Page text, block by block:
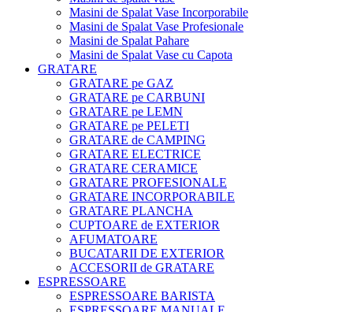
Masini de Spalat Vase Incorporabile
Masini de Spalat Vase Profesionale
Masini de Spalat Pahare
Masini de Spalat Vase cu Capota
GRATARE
GRATARE pe GAZ
GRATARE pe CARBUNI
GRATARE pe LEMN
GRATARE pe PELETI
GRATARE de CAMPING
GRATARE ELECTRICE
GRATARE CERAMICE
GRATARE PROFESIONALE
GRATARE INCORPORABILE
GRATARE PLANCHA
CUPTOARE de EXTERIOR
AFUMATOARE
BUCATARII DE EXTERIOR
ACCESORII de GRATARE
ESPRESSOARE
ESPRESSOARE BARISTA